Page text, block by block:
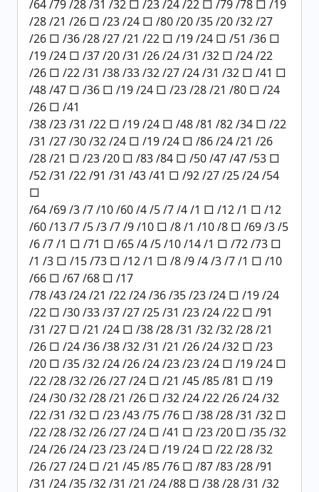
/64 /79 /28 /31 /32 □ /23 /24 /22 □ /79 /78 □ /19
/28 /21 /26 □ /23 /24 □ /80 /20 /35 /20 /32 /27
/26 □ /36 /28 /27 /21 /22 □ /19 /24 □ /51 /36 □
/19 /24 □ /37 /20 /31 /26 /24 /31 /32 □ /24 /22
/26 □ /22 /31 /38 /33 /32 /27 /24 /31 /32 □ /41 □
/48 /47 □ /36 □ /19 /24 □ /23 /28 /21 /80 □ /24
/26 □ /41
/38 /23 /31 /22 □ /19 /24 □ /48 /81 /82 /34 □ /22
/31 /27 /30 /32 /24 □ /19 /24 □ /86 /24 /21 /26
/28 /21 □ /23 /20 □ /83 /84 □ /50 /47 /47 /53 □
/52 /31 /22 /91 /31 /43 /41 □ /92 /27 /25 /24 /54
□
/64 /69 /3 /7 /10 /60 /4 /5 /7 /4 /1 □ /12 /1 □ /12
/60 /13 /7 /5 /3 /7 /9 /10 □ /8 /1 /10 /8 □ /69 /3 /5
/6 /7 /1 □ /71 □ /65 /4 /5 /10 /14 /1 □ /72 /73 □
/1 /3 □ /15 /73 □ /12 /1 □ /8 /9 /4 /3 /7 /1 □ /10
/66 □ /67 /68 □ /17
/78 /43 /24 /21 /22 /24 /36 /35 /23 /24 □ /19 /24
/22 □ /30 /33 /37 /27 /25 /31 /23 /24 /22 □ /91
/31 /27 □ /21 /24 □ /38 /28 /31 /32 /32 /28 /21
/26 □ /24 /36 /38 /32 /31 /21 /26 /24 /32 □ /23
/20 □ /35 /32 /24 /26 /24 /23 /23 /24 □ /19 /24 □
/22 /28 /32 /26 /27 /24 □ /21 /45 /85 /81 □ /19
/24 /30 /32 /28 /21 /26 □ /32 /24 /22 /26 /24 /32
/22 /31 /32 □ /23 /43 /75 /76 □ /38 /28 /31 /32 □
/22 /28 /32 /26 /27 /24 □ /41 □ /23 /20 □ /35 /32
/24 /26 /24 /23 /23 /24 □ /19 /24 □ /22 /28 /32
/26 /27 /24 □ /21 /45 /85 /76 □ /87 /83 /28 /91
/31 /24 /35 /32 /31 /21 /24 /88 □ /38 /28 /31 /32